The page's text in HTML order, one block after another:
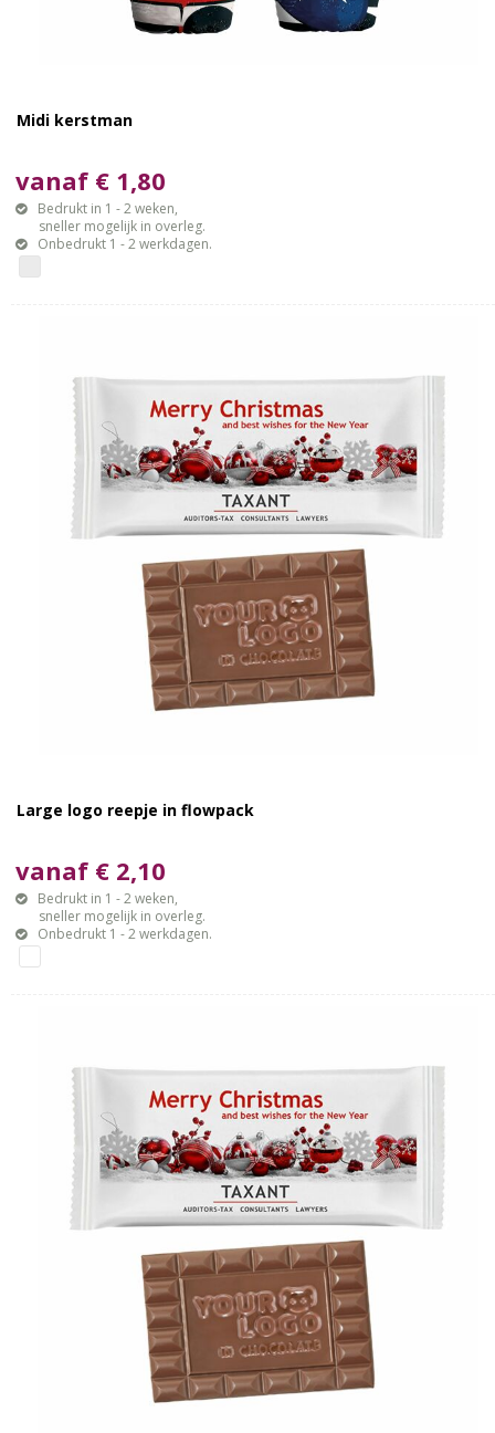
Midi kerstman
vanaf € 1,80
Bedrukt in 1 - 2 weken,
sneller mogelijk in overleg.
Onbedrukt 1 - 2 werkdagen.
Large logo reepje in flowpack
vanaf € 2,10
Bedrukt in 1 - 2 weken,
sneller mogelijk in overleg.
Onbedrukt 1 - 2 werkdagen.